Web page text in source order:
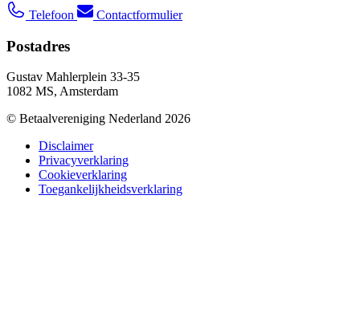
Telefoon Contactformulier
Postadres
Gustav Mahlerplein 33-35
1082 MS, Amsterdam
© Betaalvereniging Nederland 2026
Disclaimer
Privacyverklaring
Cookieverklaring
Toegankelijkheidsverklaring